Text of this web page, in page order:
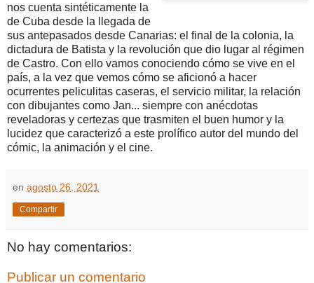
nos cuenta sintéticamente la
de Cuba desde la llegada de
sus antepasados desde Canarias: el final de la colonia, la
dictadura de Batista y la revolución que dio lugar al régimen
de Castro. Con ello vamos conociendo cómo se vive en el
país, a la vez que vemos cómo se aficionó a hacer
ocurrentes peliculitas caseras, el servicio militar, la relación
con dibujantes como Jan... siempre con anécdotas
reveladoras y certezas que trasmiten el buen humor y la
lucidez que caracterizó a este prolífico autor del mundo del
cómic, la animación y el cine.
en agosto 26, 2021
Compartir
No hay comentarios:
Publicar un comentario